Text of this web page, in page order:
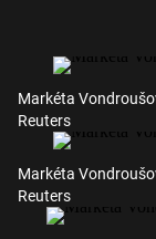
Markéta
Reuters
Markéta
Reuters